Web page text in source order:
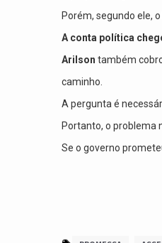
Porém, segundo ele,
A conta política
Arilson também
caminho.
A pergunta é
Portanto, o problema
Se o governo